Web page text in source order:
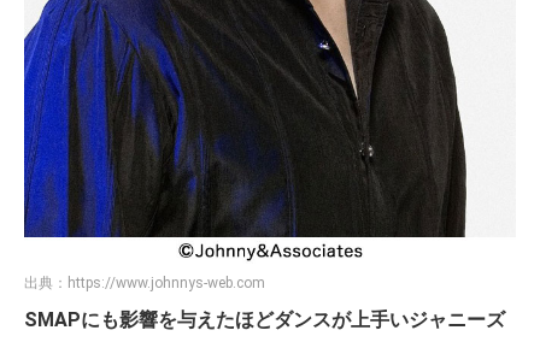
出典： https://www.johnnys-web.com
SMAPにも影響を与えたほどダンスが上手いジャニーズ